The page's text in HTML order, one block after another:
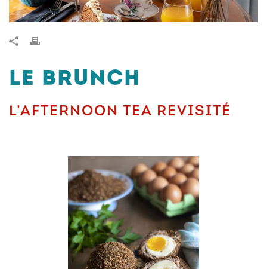
LE BRUNCH
L’AFTERNOON TEA REVISITÉ